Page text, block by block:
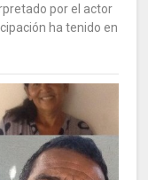
por el actor
ha tenido en